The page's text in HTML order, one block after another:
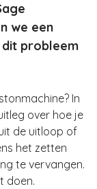
we een
probleem
In
over hoe je
de uitloop of
het zetten
te vervangen.
doen.